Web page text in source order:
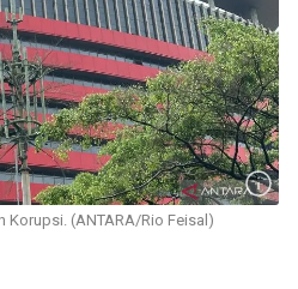
Korupsi. (ANTARA/Rio Feisal)